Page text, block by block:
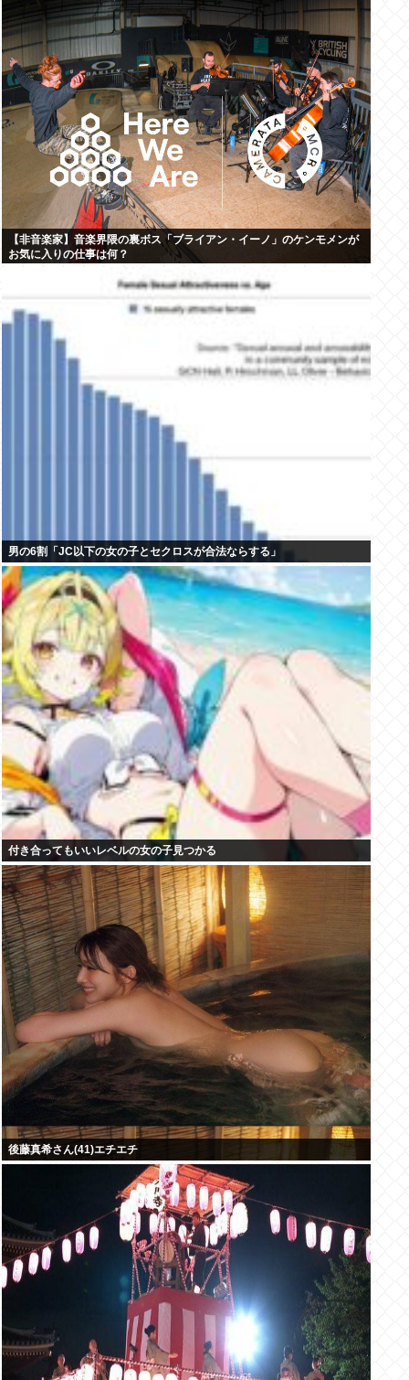
【非音楽家】音楽界隈の裏ボス「ブライアン・イーノ」のケンモメンが
お気に入りの仕事は何？
男の6割「JC以下の女の子とセクロスが合法ならする」
付き合ってもいいレベルの女の子見つかる
後藤真希さん(41)エチエチ